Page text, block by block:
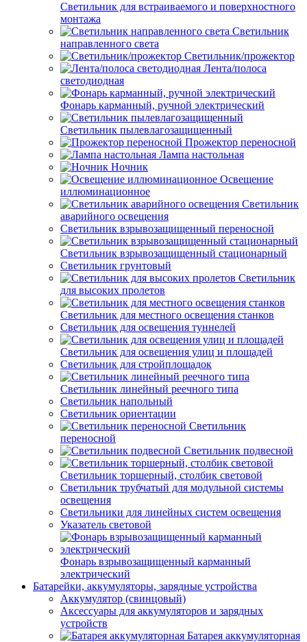
Светильник для встраиваемого и поверхностного
монтажа
Светильник
направленного света
Светильник/прожектор
Лента/полоса
светодиодная
Фонарь карманный, ручной электрический
Светильник пылевлагозащищенный
Прожектор переносной
Лампа настольная
Ночник
Освещение
иллюминационное
Светильник
аварийного освещения
Светильник взрывозащищенный переносной
Светильник взрывозащищенный стационарный
Светильник грунтовый
Светильник
для высоких пролетов
Светильник для местного освещения станков
Светильник для освещения туннелей
Светильник для освещения улиц и площадей
Светильник для стройплощадок
Светильник линейный реечного типа
Светильник напольный
Светильник ориентации
Светильник
переносной
Светильник подвесной
Светильник торшерный, столбик световой
Светильник трубчатый для модульной системы
освещения
Светильники для линейных систем освещения
Указатель световой
Фонарь взрывозащищенный карманный
электрический
Батарейки, аккумуляторы, зарядные устройства
Аккумулятор (свинцовый)
Аксессуары для аккумуляторов и зарядных
устройств
Батарея аккумуляторная